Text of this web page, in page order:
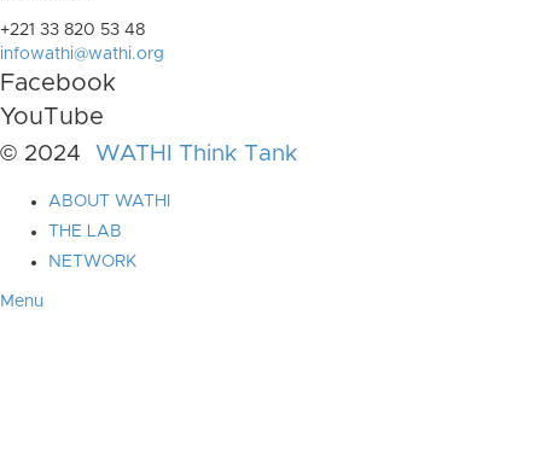
+221 33 820 53 48
infowathi@wathi.org
Facebook
YouTube
© 2024 WATHI Think Tank
ABOUT WATHI
THE LAB
NETWORK
Menu